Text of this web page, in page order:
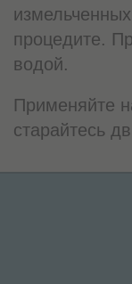
процедите.
водой.
Применяйте
старайтесь